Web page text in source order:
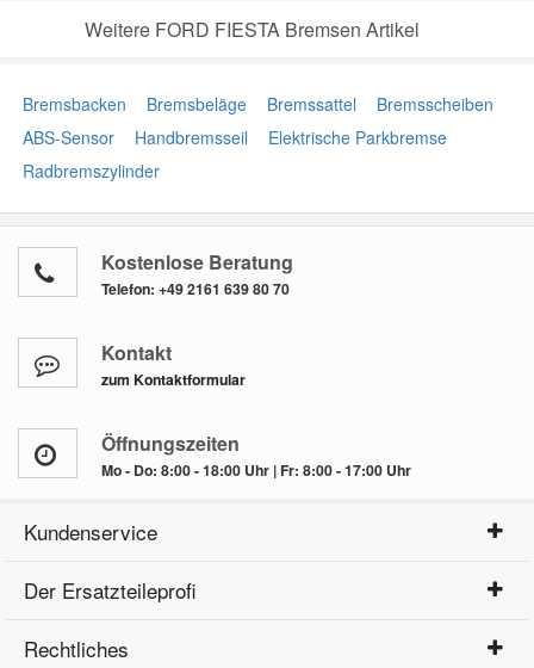
Weitere FORD FIESTA Bremsen Artikel
Bremsbacken Bremsbeläge Bremssattel
Bremsscheiben
ABS-Sensor
Handbremsseil
Elektrische Parkbremse
Radbremszylinder
Kostenlose Beratung
Telefon: +49 2161 639 80 70
Kontakt
zum Kontaktformular
Öffnungszeiten
Mo - Do: 8:00 - 18:00 Uhr | Fr: 8:00 - 17:00 Uhr
Kundenservice
Der Ersatzteileprofi
Rechtliches